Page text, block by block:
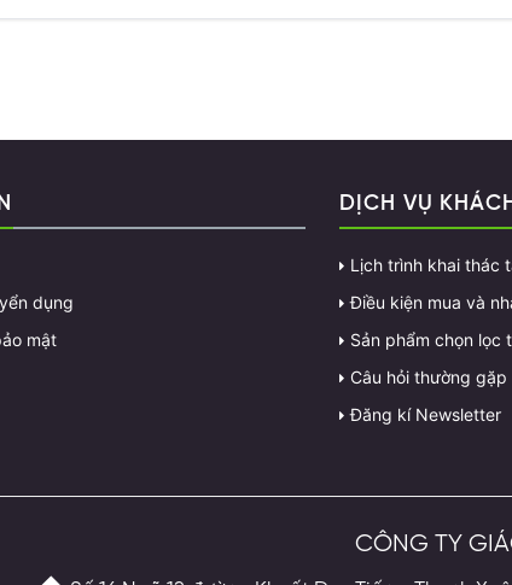
dụng
mật
DỊCH VỤ
Lịch trình khai thác
Điều kiện mua và
Sản phẩm chọn lọc
Câu hỏi thường gặp
Đăng kí Newsletter
CÔNG TY